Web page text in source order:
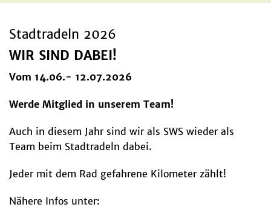
Stadtradeln 2026
WIR SIND DABEI!
Vom 14.06.- 12.07.2026
Werde Mitglied in unserem Team!
Auch in diesem Jahr sind wir als SWS wieder als
Team beim Stadtradeln dabei.
Jeder mit dem Rad gefahrene Kilometer zählt!
Nähere Infos unter: